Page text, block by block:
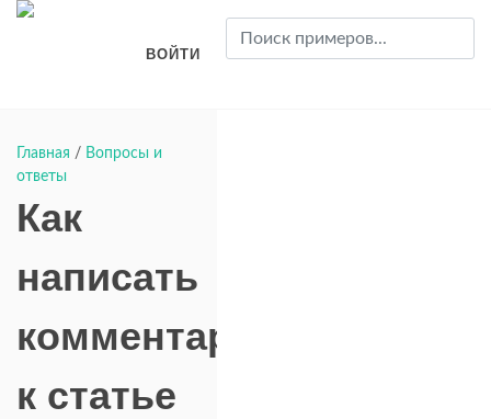
ВОЙТИ
Главная / Вопросы и
ответы
Как
написать
комментарий
к статье